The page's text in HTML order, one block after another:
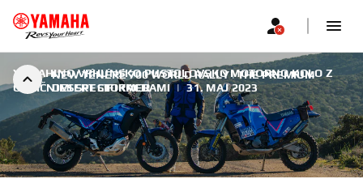
NEW TÉNÉRÉ 700 WORLD RALLY | THE PREMIUM
DESERT STORMER
YAMAHINO VRHUNSKO PUSTOLOVSKO MOTORNO KOLO Z
ODLIČNIMI SPECIFIKACIJAMI | 31. MAJ 2023